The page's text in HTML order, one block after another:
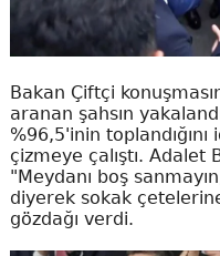
Bakan Çiftçi
aranan şahsın
%96,5'inin
çizmeye çalıştı. Adalet
"Meydanı boş
diyerek sokak
gözdağı verdi.